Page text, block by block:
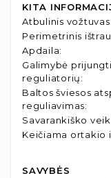
KITA
Atbulinis vožtuvas
Perimetrinis
Apdaila:
Galimybė
reguliatorių:
Baltos šviesos
reguliavimas:
Savarankiško
Keičiama ortakio
SAVYBĖS